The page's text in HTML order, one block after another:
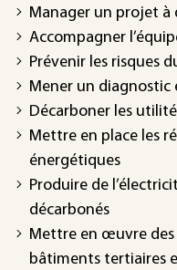
Manager un projet à
Accompagner
Prévenir les risques
Mener un diagnostic
Décarboner les
Mettre en place les
énergétiques
Produire de
décarbonés
Mettre en œuvre des
bâtiments tertiaires